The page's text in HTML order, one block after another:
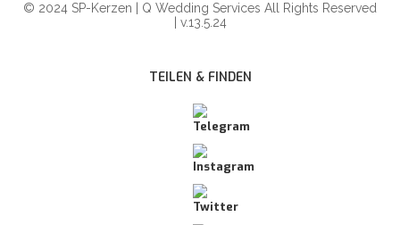
© 2024 SP-Kerzen | Q Wedding Services All Rights Reserved
| v.13.5.24
TEILEN & FINDEN